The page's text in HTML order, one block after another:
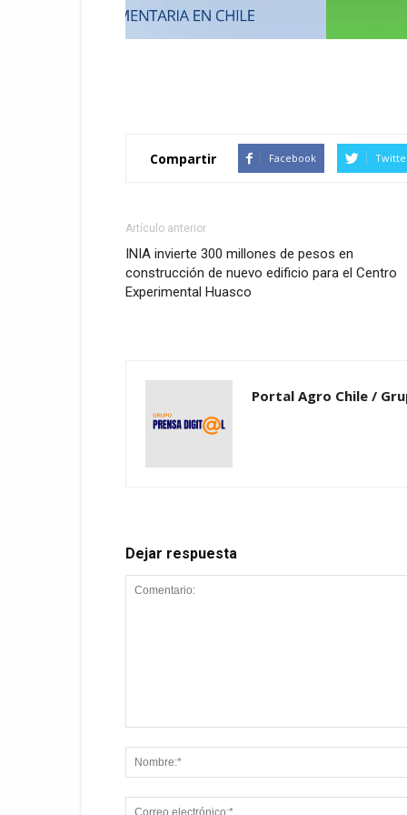
Compartir Facebook
Artículo anterior
INIA invierte 300 millones de pesos en
construcción de nuevo edificio para el Centro
Experimental Huasco
Portal Agro Chile /
Dejar respuesta